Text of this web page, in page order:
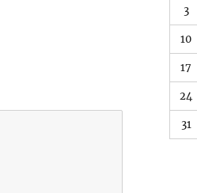
3
10
17
24
31